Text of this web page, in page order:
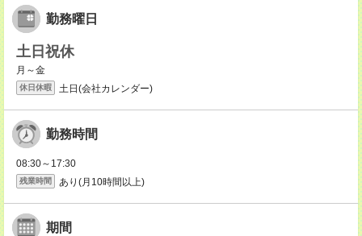
勤務曜日
土日祝休
月～金
休日休暇 土日(会社カレンダー)
勤務時間
08:30～17:30
残業時間 あり(月10時間以上)
期間